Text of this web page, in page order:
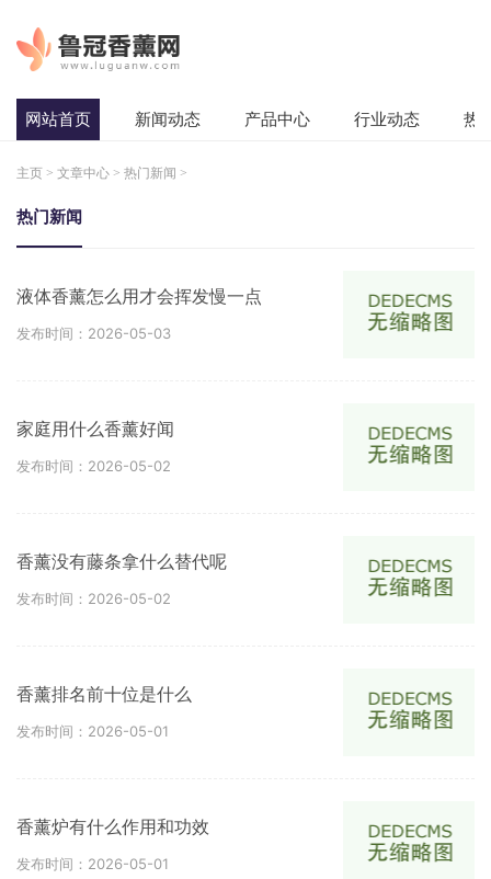
网站首页 新闻动态 产品中心 行业动态 热
主页 > 文章中心 > 热门新闻 >
热门新闻
液体香薰怎么用才会挥发慢一点
发布时间：2026-05-03
家庭用什么香薰好闻
发布时间：2026-05-02
香薰没有藤条拿什么替代呢
发布时间：2026-05-02
香薰排名前十位是什么
发布时间：2026-05-01
香薰炉有什么作用和功效
发布时间：2026-05-01